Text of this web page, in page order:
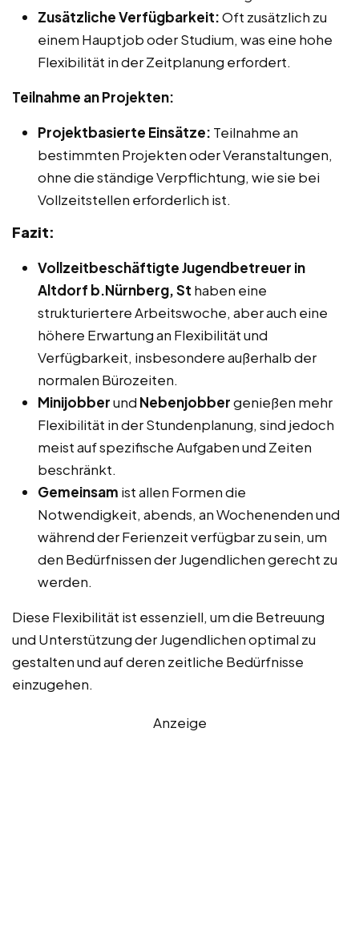
Zusätzliche Verfügbarkeit:Oft zusätzlich zu
einem Hauptjob oder Studium, was eine hohe
Flexibilität in der Zeitplanung erfordert.
Teilnahme an Projekten:
Projektbasierte Einsätze: Teilnahme an
bestimmten Projekten oder Veranstaltungen,
ohne die ständige Verpflichtung, wie sie bei
Vollzeitstellen erforderlich ist.
Fazit:
Vollzeitbeschäftigte Jugendbetreuer in
Altdorf b.Nürnberg, St haben eine
strukturiertere Arbeitswoche, aber auch eine
höhere Erwartung an Flexibilität und
Verfügbarkeit, insbesondere außerhalb der
normalen Bürozeiten.
Minijobberund Nebenjobbergenießen mehr
Flexibilität in der Stundenplanung, sind jedoch
meist auf spezifische Aufgaben und Zeiten
beschränkt.
Gemeinsam ist allen Formen die
Notwendigkeit, abends, an Wochenenden und
während der Ferienzeit verfügbar zu sein, um
den Bedürfnissen der Jugendlichen gerecht zu
werden.
Diese Flexibilität ist essenziell, um die Betreuung
und Unterstützung der Jugendlichen optimal zu
gestalten und auf deren zeitliche Bedürfnisse
einzugehen.
Anzeige